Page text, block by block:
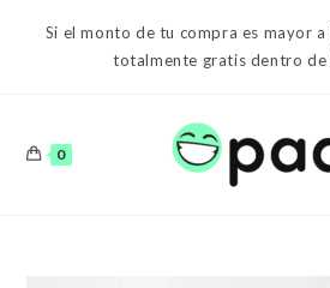
Si el monto de tu compra es mayor
totalmente gratis dentro
0